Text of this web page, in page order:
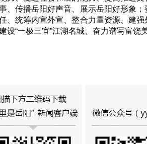
、传播岳阳好声音、展示岳阳好形象
、统筹内宣外宣、整合力量资源、建
设“一极三宜”江湖名城、奋力谱写富